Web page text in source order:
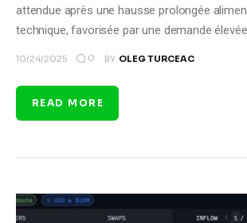
attendue après une hausse prolongée
technique, favorisée par une demande élevée
10/24/2025 0 BY OLEG TURCEAC
READ MORE